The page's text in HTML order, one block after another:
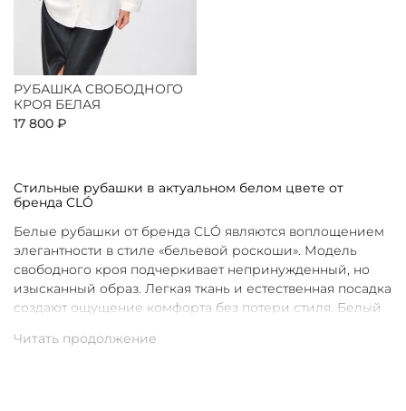
РУБАШКА СВОБОДНОГО
КРОЯ БЕЛАЯ
17 800 ₽
Стильные рубашки в актуальном белом цвете от
бренда CLÓ
Белые рубашки от бренда CLÓ являются воплощением
элегантности в стиле «бельевой роскоши». Модель
свободного кроя подчеркивает непринужденный, но
изысканный образ. Легкая ткань и естественная посадка
создают ощущение комфорта без потери стиля. Белый
чистоты и универсальности. Такая рубашка легко